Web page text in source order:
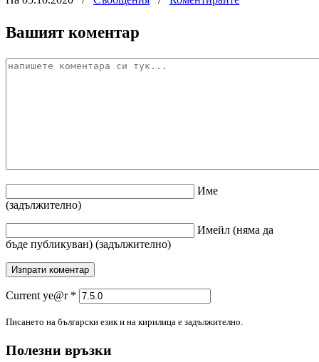
Вашият коментар
Име
(задължително)
Имейл (няма да
бъде публикуван) (задължително)
Current ye@r *
Писането на български език и на кирилица е задължително.
Полезни връзки